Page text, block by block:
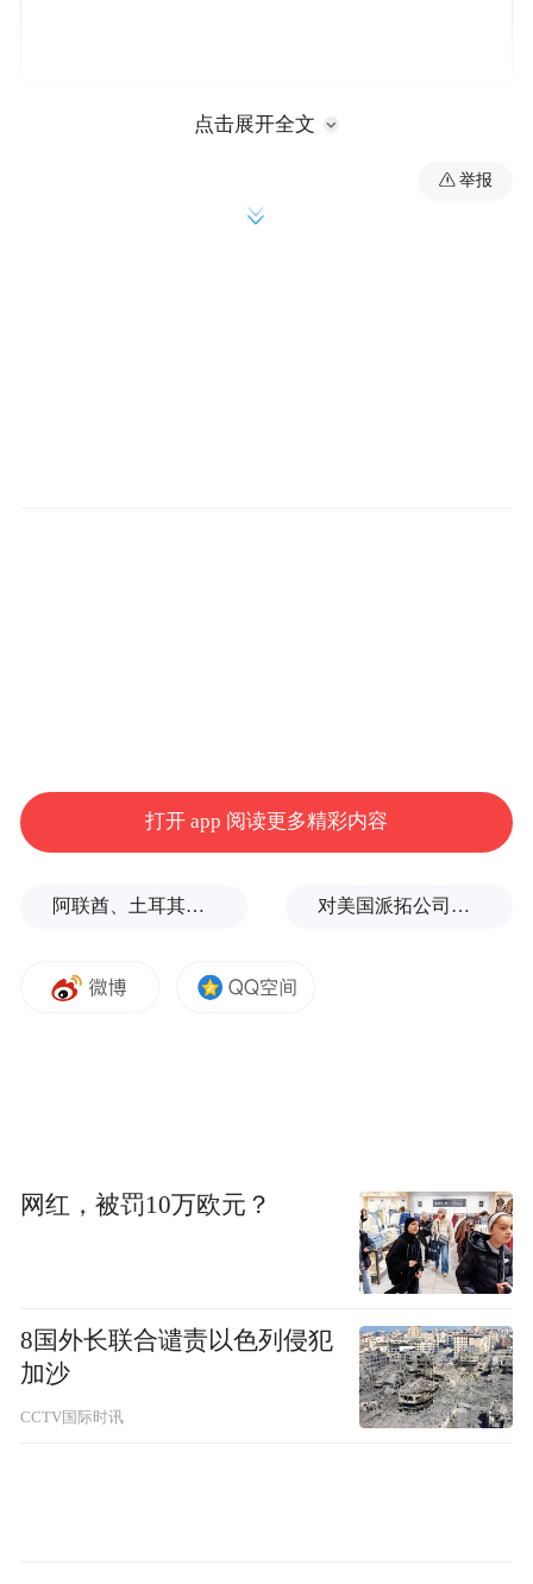
4000万股七折待拍
据拍卖裁定书，该笔股权拍卖与金融借款合
同纠纷有关，拍卖所得金额将用来偿还科铭
对此，董毅智分析称，对于竞拍人而言，这
可能存在三重风险。首先，竞买人拍下带质
拍卖完成而自动消灭。若未核清质押担保的
被动卷入后续的权属或债务争议。其次，券
规模，存在价格虚高风险，即高价买入低值
查，比如通过法院、质权人、被执行人等多
方渠道，获取质押合同、债务履行情况等文
件，全面评估质押债务的真实性、金额及违
点击展开全文
举报
打开 app 阅读更多精彩内容
阿联酋、土耳其、沙特等8国外长发表联合声明 对美国派拓公司进行安全审查有何深意？专家解析
网红，被罚10万欧元？
8国外长联合谴责以色列侵犯
加沙
CCTV国际时讯